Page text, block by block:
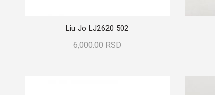
Liu Jo LJ2620 502
6,000.00 RSD